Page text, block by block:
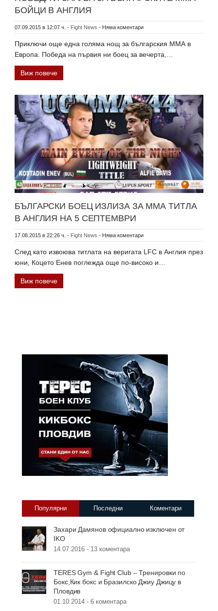
БОЙЦИ В АНГЛИЯ
07.09.2015 в 12:07 ч. - Fight News - Няма коментари
Приключи още една голяма нощ за българския ММА в
Европа. Победа на първия ни боец за вечерта,…
Виж повече
БЪЛГАРСКИ БОЕЦ ИЗЛИЗА ЗА ММА ТИТЛА
В АНГЛИЯ НА 5 СЕПТЕМВРИ
17.08.2015 в 22:26 ч. - Fight News - Няма коментари
След като извоюва титлата на веригата LFC в Англия през
юни, Коцето Енев поглежда още по-високо и…
Виж повече
Популярни Последни Коментари
Захари Дамянов официално изключен от
IKO
14.07.2016 - 13 коментара
TERES Gym & Fight Club – Тренировки по
Бокс,Кик бокс и Бразилско Джиу Джицу в
Пловдив
01.10.2014 - 6 коментара